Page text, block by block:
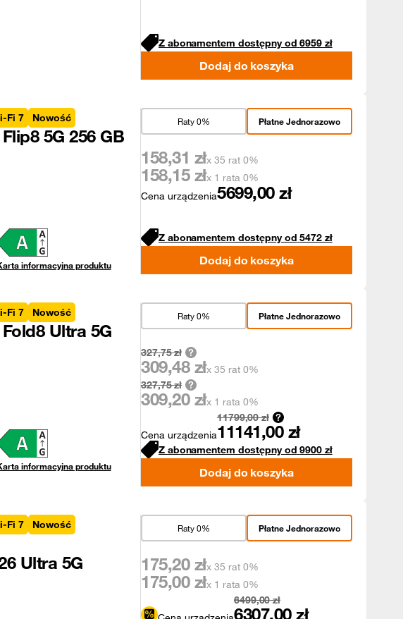
Z abonamentem dostępny od 6959 zł
Dodaj do koszyka
Fi 7 Nowość
5G 256 GB
informacyjna produktu
Płatne Jednorazowo
Raty 0%
Cena urządzenia5699,00 zł
158,31 złx 35 rat 0%
158,15 złx 1 rata 0%
Z abonamentem dostępny od 5472 zł
Dodaj do koszyka
Fi 7 Nowość
Ultra 5G
informacyjna produktu
Płatne Jednorazowo
Raty 0%
Cena urządzenia
11799,00 zł
11141,00 zł
327,75 zł
309,48 złx 35 rat 0%
327,75 zł
309,20 złx 1 rata 0%
Z abonamentem dostępny od 9900 zł
Dodaj do koszyka
Fi 7
Nowość
Ultra 5G
Płatne Jednorazowo
Raty 0%
6499,00 zł
6307,00 zł
175,20 złx 35 rat 0%
175,00 złx 1 rata 0%